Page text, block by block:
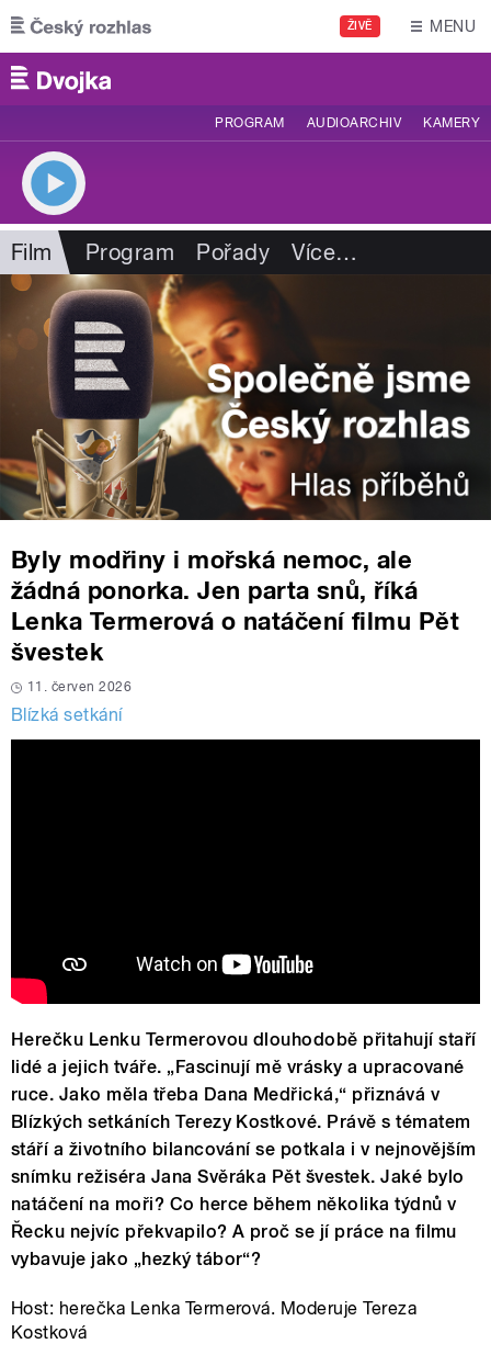
Přejít k hlavnímu obsahu
ŽIVĚ MENU
PROGRAM AUDIOARCHIV KAMERY
Film Program Pořady Více…
Byly modřiny i mořská nemoc, ale
žádná ponorka. Jen parta snů, říká
Lenka Termerová o natáčení filmu Pět
švestek
11. červen 2026
Blízká setkání
Herečku Lenku Termerovou dlouhodobě přitahují staří
lidé a jejich tváře. „Fascinují mě vrásky a upracované
ruce. Jako měla třeba Dana Medřická,“ přiznává v
Blízkých setkáních Terezy Kostkové. Právě s tématem
stáří a životního bilancování se potkala i v nejnovějším
snímku režiséra Jana Svěráka Pět švestek. Jaké bylo
natáčení na moři? Co herce během několika týdnů v
Řecku nejvíc překvapilo? A proč se jí práce na filmu
vybavuje jako „hezký tábor“?
Host: herečka Lenka Termerová. Moderuje Tereza
Kostková